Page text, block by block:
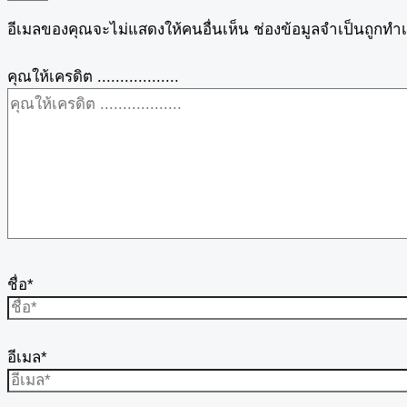
อีเมลของคุณจะไม่แสดงให้คนอื่นเห็น ช่องข้อมูลจำเป็นถูกทำ
คุณให้เครดิต ..................
ชื่อ*
อีเมล*